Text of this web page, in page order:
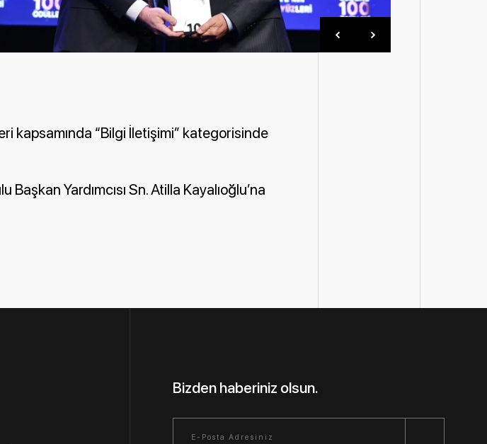
kapsamında “Bilgi İletişimi” kategorisinde
Yardımcısı Sn. Atilla Kayalıoğlu’na
Bizden haberiniz olsun.